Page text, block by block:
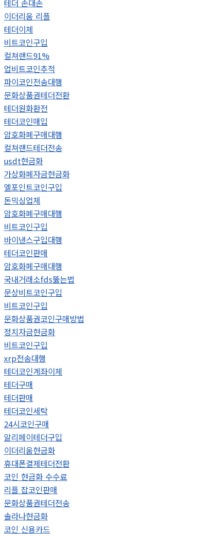
테더 손대손
이더리움 리플
테더이체
비트코인구입
컬쳐랜드91%
업비트코인추적
파이코인전송대행
문화상품권테더전환
테더원화환전
테더코인매입
암호화폐구매대행
컬쳐랜드테더전송
usdt현금화
가상화폐자금현금화
엘포인트코인구입
돈믹싱업체
암호화폐구매대행
비트코인구입
바이낸스구입대행
테더코인판매
암호화폐구매대행
국내거래소fds뚫는법
문상비트코인구입
비트코인구입
문화상품권코인구매방법
정치자금현금화
비트코인구입
xrp전송대행
테더코인계좌이체
테더구매
테더판매
테더코인세탁
24시코인구매
알리페이테더구입
이더리움현금화
휴대폰결제테더전환
코인 현금화 수수료
리플 잡코인판매
문화상품권테더전송
솔라나현금화
코인 신용카드